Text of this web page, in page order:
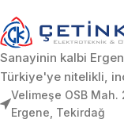
Sanayinin kalbi
Türkiye'ye nitelikli,
Velimeşe OSB Mah.
Ergene, Tekirdağ